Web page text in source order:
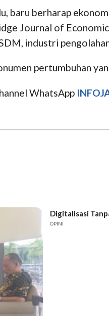
baru berharap
Journal of
industri
pertumbuhan
WhatsApp
Digitalisasi
OPINI